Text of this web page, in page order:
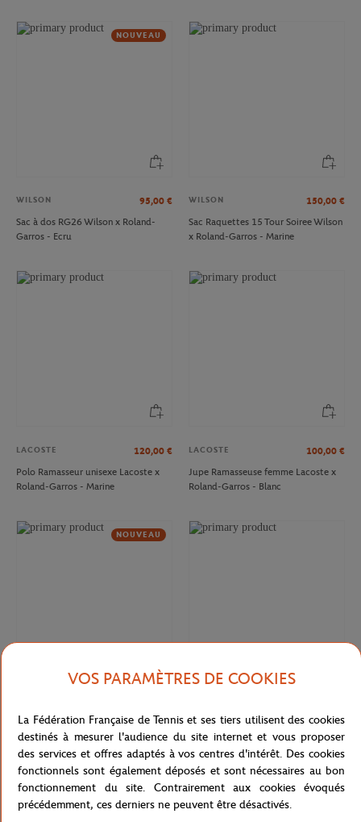
NOUVEAU
WILSON 95,00 €
Sac à dos RG26 Wilson x Roland-
Garros - Ecru
WILSON 150,00 €
Sac Raquettes 15 Tour Soiree Wilson
x Roland-Garros - Marine
LACOSTE 120,00 €
Polo Ramasseur unisexe Lacoste x
Roland-Garros - Marine
LACOSTE 100,00 €
Jupe Ramasseuse femme Lacoste x
Roland-Garros - Blanc
NOUVEAU
T-Shirt Club homme Lacoste x
Roland-Garros - Ecru
T-shirt Performance homme Lacoste
x Roland-Garros - Vert
VOS PARAMÈTRES DE COOKIES
La Fédération Française de Tennis et ses tiers utilisent des cookies
destinés à mesurer l'audience du site internet et vous proposer
des services et offres adaptés à vos centres d'intérêt. Des cookies
fonctionnels sont également déposés et sont nécessaires au bon
fonctionnement du site. Contrairement aux cookies évoqués
précédemment, ces derniers ne peuvent être désactivés.